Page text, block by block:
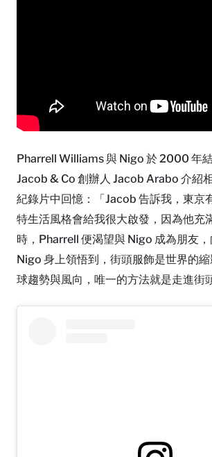
Pharrell Williams 與 Nigo 於 2000 年
Jacob & Co 創辦人 Jacob Arabo 介紹
紀錄片中回憶：「Jacob 告訴我，東京
特生活風格會給我很大啟發，因為他充
時，Pharrell 便渴望與 Nigo 成為朋友
Nigo 身上領悟到，街頭服飾是世界的
球趨勢與風向，唯一的方法就是走進街